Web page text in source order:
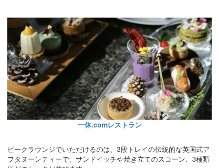
一休.comレストラン
ピークラウンジでいただけるのは、3段トレイの伝統的な英国式ア
フタヌーンティーで、サンドイッチや焼き立てのスコーン、3種類